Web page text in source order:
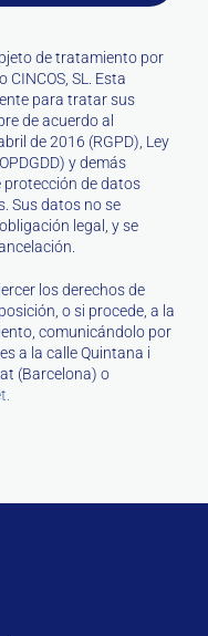
de tratamiento por
SL. Esta
para tratar sus
de acuerdo al
de 2016 (RGPD), Ley
y demás
protección de datos
Sus datos no se
legal, y se
los derechos de
o si procede, a la
comunicándolo por
a la calle Quintana i
(Barcelona) o